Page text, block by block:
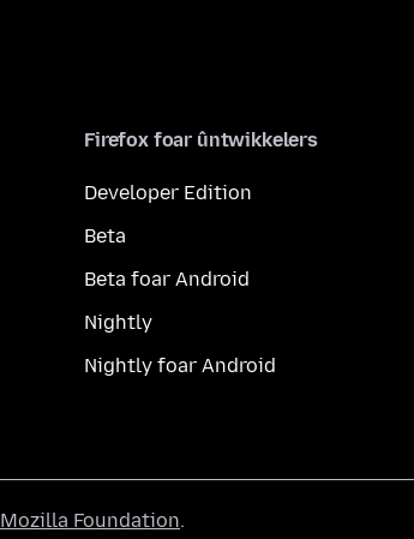
Firefox foar ûntwikkelers
Developer Edition
Beta
Beta foar Android
Nightly
Nightly foar Android
Mozilla Foundation.